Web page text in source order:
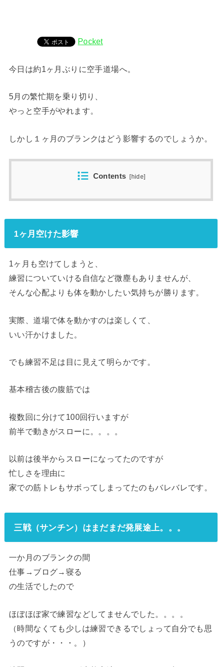
Pocket
今日は約1ヶ月ぶりに空手道場へ。
5月の繁忙期を乗り切り、
やっと空手がやれます。
しかし１ヶ月のブランクはどう影響するのでしょうか。
Contents [hide]
1ヶ月空けた影響
1ヶ月も空けてしまうと、
練習についていける自信など微塵もありませんが、
そんな心配よりも体を動かしたい気持ちが勝ります。
実際、道場で体を動かすのは楽しくて、
いい汗かけました。
でも練習不足は目に見えて明らかです。
基本稽古後の腹筋では
複数回に分けて100回行いますが
前半で動きがスローに。。。。
以前は後半からスローになってたのですが
忙しさを理由に
家での筋トレもサボってしまってたのもバレバレです。
三戦（サンチン）はまだまだ発展途上。。。
一か月のブランクの間
仕事→ブログ→寝る
の生活でしたので
ほぼほぼ家で練習などしてませんでした。。。。
（時間なくても少しは練習できるでしょって自分でも思
うのですが・・・。）